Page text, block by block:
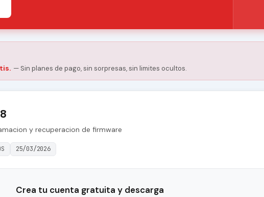
— Sin planes de pago, sin sorpresas, sin limites ocultos.
y recuperacion de firmware
25/03/2026
Crea tu cuenta gratuita y descarga